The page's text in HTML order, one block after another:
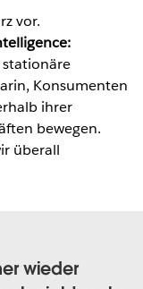
vor.
stationäre
Konsumenten
ihrer
bewegen.
überall
wieder